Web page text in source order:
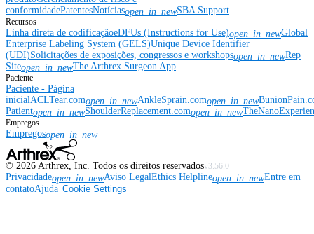
conformidadePatentesNotíciasopen_in_newSBA Support
Recursos
Linha direta de codificaçãoeDFUs (Instructions for Use)open_in_newGlobal
Enterprise Labeling System (GELS)Unique Device Identifier
(UDI)Solicitações de exposições, congressos e workshopsopen_in_newRep
Siteopen_in_newThe Arthrex Surgeon App
Paciente
Paciente - Página
inicialACLTear.comopen_in_newAnkleSprain.comopen_in_new
Patientopen_in_newShoulderReplacement.comopen_in_new
Empregos
Empregosopen_in_new
© 2026 Arthrex, Inc. Todos os direitos reservadosv3.56.0
Privacidadeopen_in_newAviso LegalEthics Helplineopen_in_newEntre em
contatoAjuda Cookie Settings